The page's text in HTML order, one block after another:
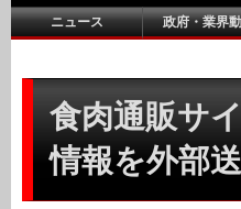
ニュース 政府・業界
食肉通販サ
情報を外部